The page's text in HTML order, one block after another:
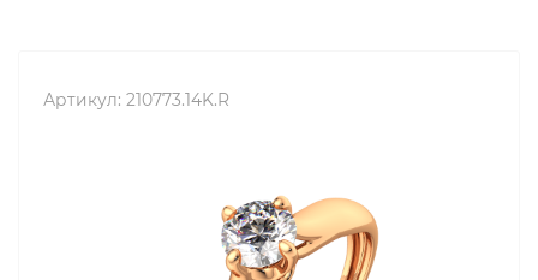
Артикул: 210773.14K.R